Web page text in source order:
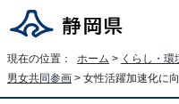
現在の位置： ホーム > くらし・環
男女共同参画 > 女性活躍加速化に